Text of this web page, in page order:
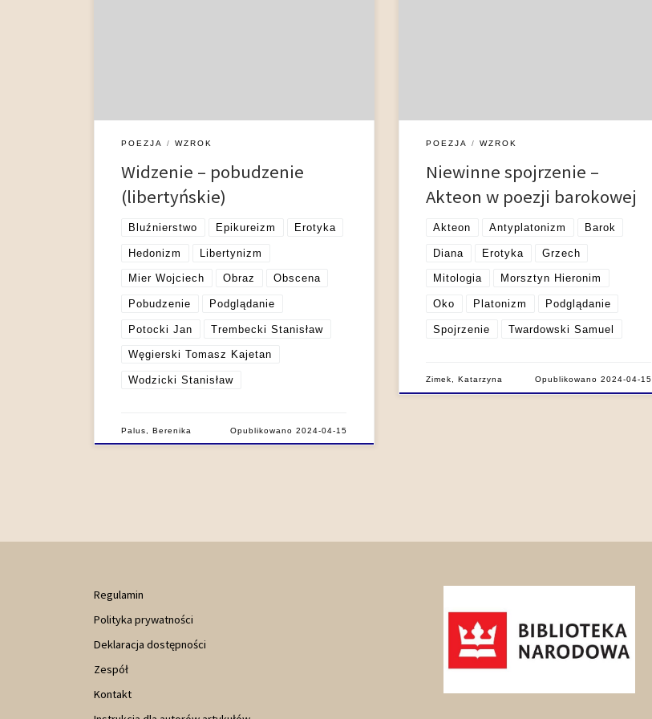
POEZJA WZROK
Widzenie – pobudzenie
(libertyńskie)
Bluźnierstwo Epikureizm Erotyka
Hedonizm Libertynizm
Mier Wojciech Obraz Obscena
Pobudzenie Podglądanie
Potocki Jan Trembecki Stanisław
Węgierski Tomasz Kajetan
Wodzicki Stanisław
Palus, Berenika Opublikowano 2024-04-15
POEZJA WZROK
Niewinne spojrzenie –
Akteon w poezji barokowej
Akteon Antyplatonizm Barok
Diana Erotyka Grzech
Mitologia Morsztyn Hieronim
Oko Platonizm Podglądanie
Spojrzenie Twardowski Samuel
Zimek, Katarzyna Opublikowano 2024-04-15
Regulamin
Polityka prywatności
Deklaracja dostępności
Zespół
Kontakt